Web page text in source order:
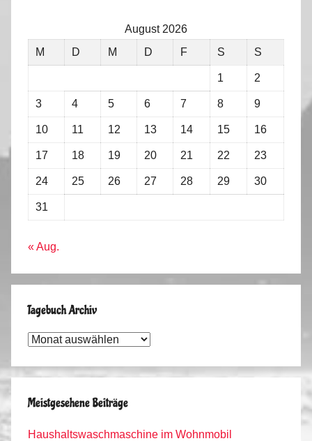
August 2026
M
D M D F S S
1 2
3 4 5 6 7 8 9
10 11 12 13 14 15 16
17 18 19 20 21 22 23
24 25 26 27 28 29 30
31
« Aug.
Tagebuch Archiv
Tagebuch
Meistgesehene Beiträge
Haushaltswaschmaschine im Wohnmobil